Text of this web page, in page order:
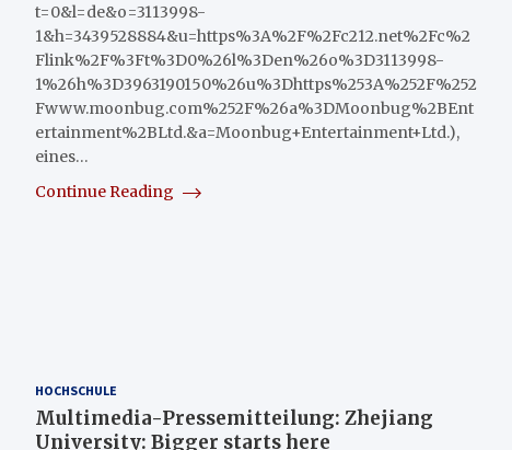
t=0&l=de&o=3113998-
1&h=3439528884&u=https%3A%2F%2Fc212.net%2Fc%2
Flink%2F%3Ft%3D0%26l%3Den%26o%3D3113998-
1%26h%3D3963190150%26u%3Dhttps%253A%252F%252
Fwww.moonbug.com%252F%26a%3DMoonbug%2BEnt
ertainment%2BLtd.&a=Moonbug+Entertainment+Ltd.),
eines…
Continue Reading
HOCHSCHULE
Multimedia-Pressemitteilung: Zhejiang
University: Bigger starts here